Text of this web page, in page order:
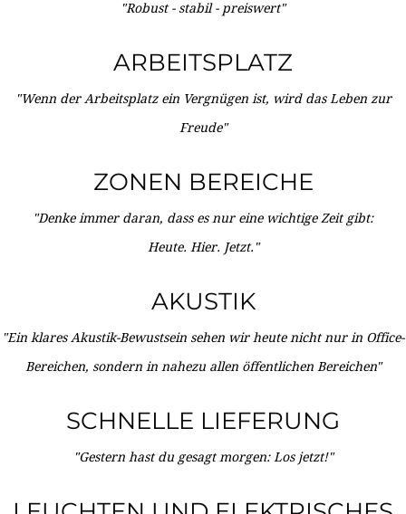
"Robust - stabil - preiswert"
ARBEITSPLATZ
"Wenn der Arbeitsplatz ein Vergnügen ist, wird das Leben zur
Freude"
ZONEN BEREICHE
"Denke immer daran, dass es nur eine wichtige Zeit gibt:
Heute. Hier. Jetzt."
AKUSTIK
"Ein klares Akustik-Bewustsein sehen wir heute nicht nur in Office-
Bereichen, sondern in nahezu allen öffentlichen Bereichen"
SCHNELLE LIEFERUNG
"Gestern hast du gesagt morgen: Los jetzt!"